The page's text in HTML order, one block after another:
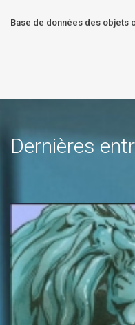
Base de données des objets
Dernières